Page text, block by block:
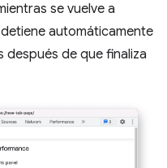
se vuelve a
automáticamente
de que finaliza